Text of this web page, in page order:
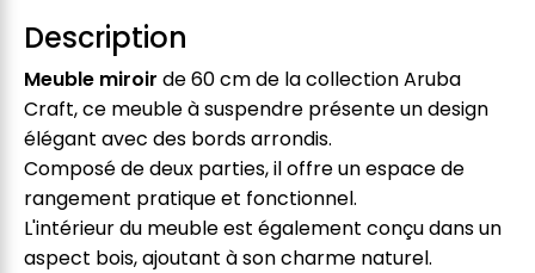
Description
Meuble miroir de 60 cm de la collection Aruba
Craft, ce meuble à suspendre présente un design
élégant avec des bords arrondis.
Composé de deux parties, il offre un espace de
rangement pratique et fonctionnel.
L'intérieur du meuble est également conçu dans un
aspect bois, ajoutant à son charme naturel.